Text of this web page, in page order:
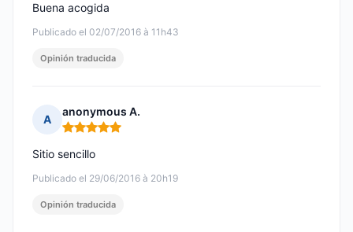
Publicado el 02/07/2016 à 11h43
Buena acogida
Opinión traducida
A
anonymous A.
Nota: 5 de 5
Publicado el 29/06/2016 à 20h19
Sitio sencillo
Opinión traducida